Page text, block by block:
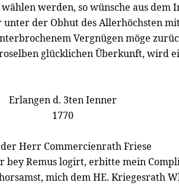
werden, so wünsche aus dem
unter der Obhut des Allerhöchsten
Vergnügen möge
glücklichen Überkunft, wird
Erlangen d. 3ten Ienner
1770
Herr Commercienrath Friese
bey Remus logirt, erbitte mein
mich dem HE. Kriegesrath